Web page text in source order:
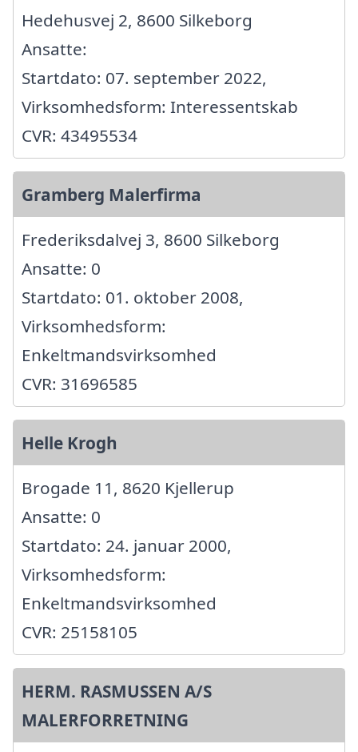
Hedehusvej 2, 8600 Silkeborg
Ansatte:
Startdato: 07. september 2022,
Virksomhedsform: Interessentskab
CVR: 43495534
Gramberg Malerfirma
Frederiksdalvej 3, 8600 Silkeborg
Ansatte: 0
Startdato: 01. oktober 2008,
Virksomhedsform:
Enkeltmandsvirksomhed
CVR: 31696585
Helle Krogh
Brogade 11, 8620 Kjellerup
Ansatte: 0
Startdato: 24. januar 2000,
Virksomhedsform:
Enkeltmandsvirksomhed
CVR: 25158105
HERM. RASMUSSEN A/S
MALERFORRETNING